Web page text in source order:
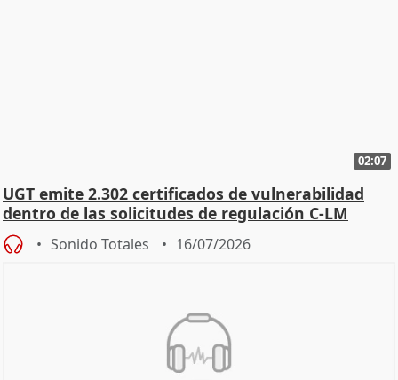
02:07
UGT emite 2.302 certificados de vulnerabilidad
dentro de las solicitudes de regulación C-LM
Sonido Totales 16/07/2026